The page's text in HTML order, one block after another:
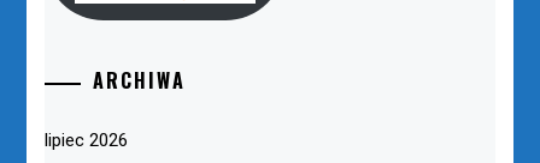
ARCHIWA
lipiec 2026